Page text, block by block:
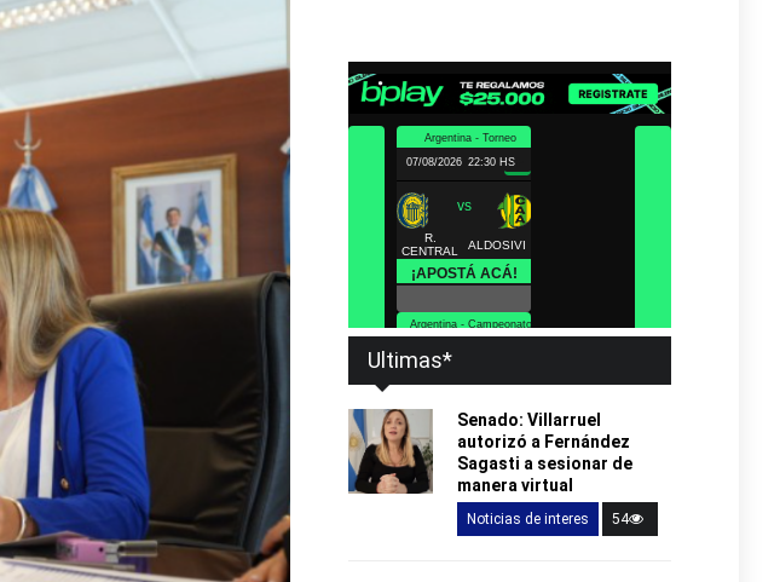
Ultimas*
Senado: Villarruel
autorizó a Fernández
Sagasti a sesionar de
manera virtual
Noticias de interes 54